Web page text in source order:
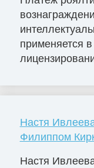
применяется
Настя
Филиппом
Настя